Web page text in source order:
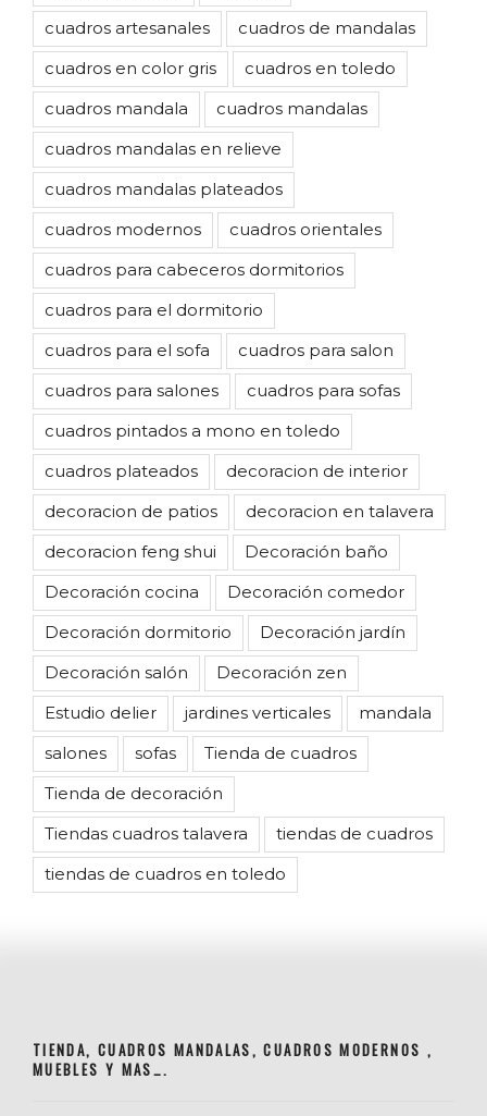
cuadros artesanales
cuadros de mandalas
cuadros en color gris
cuadros en toledo
cuadros mandala
cuadros mandalas
cuadros mandalas en relieve
cuadros mandalas plateados
cuadros modernos
cuadros orientales
cuadros para cabeceros dormitorios
cuadros para el dormitorio
cuadros para el sofa
cuadros para salon
cuadros para salones
cuadros para sofas
cuadros pintados a mono en toledo
cuadros plateados
decoracion de interior
decoracion de patios
decoracion en talavera
decoracion feng shui
Decoración baño
Decoración cocina
Decoración comedor
Decoración dormitorio
Decoración jardín
Decoración salón
Decoración zen
Estudio delier
jardines verticales
mandala
salones
sofas
Tienda de cuadros
Tienda de decoración
Tiendas cuadros talavera
tiendas de cuadros
tiendas de cuadros en toledo
TIENDA, CUADROS MANDALAS, CUADROS MODERNOS ,
MUEBLES Y MAS….